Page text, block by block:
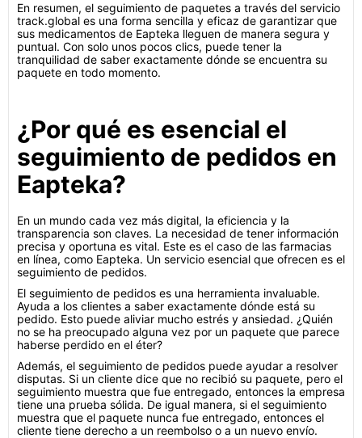
En resumen, el seguimiento de paquetes a través del servicio
track.global es una forma sencilla y eficaz de garantizar que
sus medicamentos de Eapteka lleguen de manera segura y
puntual. Con solo unos pocos clics, puede tener la
tranquilidad de saber exactamente dónde se encuentra su
paquete en todo momento.
¿Por qué es esencial el
seguimiento de pedidos en
Eapteka?
En un mundo cada vez más digital, la eficiencia y la
transparencia son claves. La necesidad de tener información
precisa y oportuna es vital. Este es el caso de las farmacias
en línea, como Eapteka. Un servicio esencial que ofrecen es el
seguimiento de pedidos.
El seguimiento de pedidos es una herramienta invaluable.
Ayuda a los clientes a saber exactamente dónde está su
pedido. Esto puede aliviar mucho estrés y ansiedad. ¿Quién
no se ha preocupado alguna vez por un paquete que parece
haberse perdido en el éter?
Además, el seguimiento de pedidos puede ayudar a resolver
disputas. Si un cliente dice que no recibió su paquete, pero el
seguimiento muestra que fue entregado, entonces la empresa
tiene una prueba sólida. De igual manera, si el seguimiento
muestra que el paquete nunca fue entregado, entonces el
cliente tiene derecho a un reembolso o a un nuevo envío.